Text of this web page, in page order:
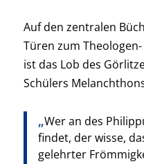
Auf den zentralen
Türen zum
ist das Lob des
Schülers
Wer an des
findet, der wisse,
gelehrter